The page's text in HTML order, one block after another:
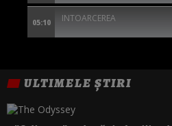
05:10 INTOARCEREA
ULTIMELE ȘTIRI